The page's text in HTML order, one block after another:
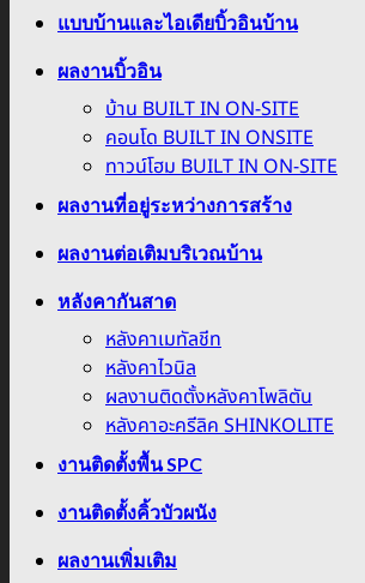
แบบบ้านและไอเดียบิ้วอินบ้าน
ผลงานบิ้วอิน
บ้าน BUILT IN ON-SITE
คอนโด BUILT IN ONSITE
ทาวน์โฮม BUILT IN ON-SITE
ผลงานที่อยู่ระหว่างการสร้าง
ผลงานต่อเติมบริเวณบ้าน
หลังคากันสาด
หลังคาเมทัลชีท
หลังคาไวนิล
ผลงานติดตั้งหลังคาโพลิตัน
หลังคาอะครีลิค SHINKOLITE
งานติดตั้งพื้น SPC
งานติดตั้งคิ้วบัวผนัง
ผลงานเพิ่มเติม